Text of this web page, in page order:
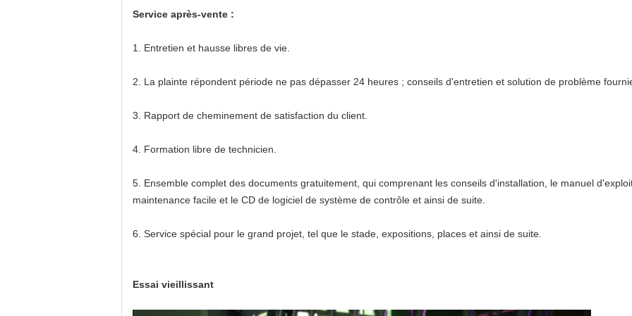
Service après-vente :
1. Entretien et hausse libres de vie.
2. La plainte répondent période ne pas dépasser 24 heures ; conseils d'entretien et solution de problème
3. Rapport de cheminement de satisfaction du client.
4. Formation libre de technicien.
5. Ensemble complet des documents gratuitement, qui comprenant les conseils d'installation, le manuel
maintenance facile et le CD de logiciel de système de contrôle et ainsi de suite.
6. Service spécial pour le grand projet, tel que le stade, expositions, places et ainsi de suite.
Essai vieillissant